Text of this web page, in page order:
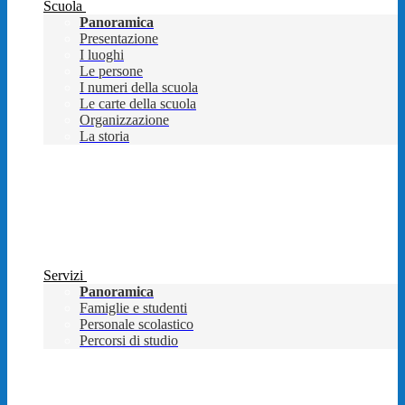
Scuola
Panoramica
Presentazione
I luoghi
Le persone
I numeri della scuola
Le carte della scuola
Organizzazione
La storia
Servizi
Panoramica
Famiglie e studenti
Personale scolastico
Percorsi di studio